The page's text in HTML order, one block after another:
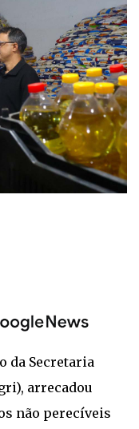
da Secretaria
arrecadou
não perecíveis